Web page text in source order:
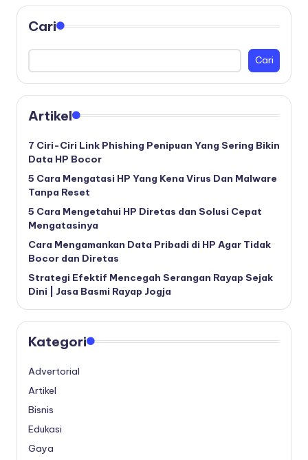
Cari
Cari
Artikel
7 Ciri-Ciri Link Phishing Penipuan Yang Sering Bikin
Data HP Bocor
5 Cara Mengatasi HP Yang Kena Virus Dan Malware
Tanpa Reset
5 Cara Mengetahui HP Diretas dan Solusi Cepat
Mengatasinya
Cara Mengamankan Data Pribadi di HP Agar Tidak
Bocor dan Diretas
Strategi Efektif Mencegah Serangan Rayap Sejak
Dini | Jasa Basmi Rayap Jogja
Kategori
Advertorial
Artikel
Bisnis
Edukasi
Gaya